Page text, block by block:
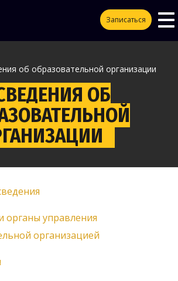
Записаться
об образовательной организации
ОБ
органы управления
организацией